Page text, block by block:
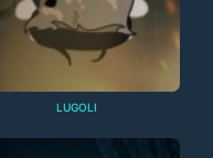
LUGOLI